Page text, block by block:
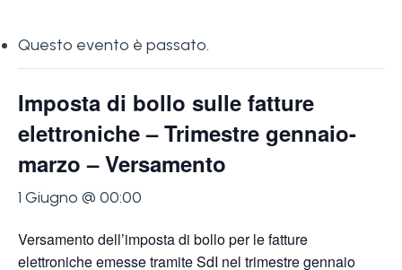
Questo evento è passato.
Imposta di bollo sulle fatture
elettroniche – Trimestre gennaio-
marzo – Versamento
1 Giugno @ 00:00
Versamento dell’imposta di bollo per le fatture
elettroniche emesse tramite SdI nel trimestre gennaio